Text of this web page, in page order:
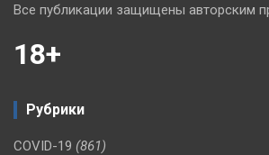
Все публикации защищены авторским
18+
Рубрики
COVID-19 (861)